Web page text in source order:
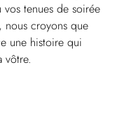
tenues de soirée
nous croyons que
une histoire qui
vôtre.